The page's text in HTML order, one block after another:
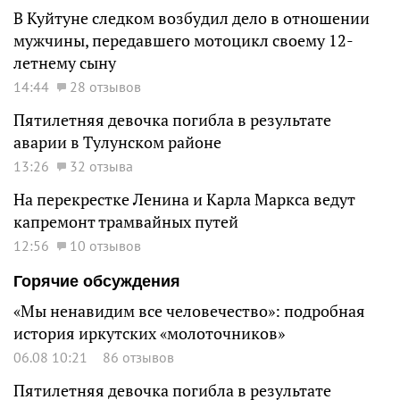
В Куйтуне следком возбудил дело в отношении
мужчины, передавшего мотоцикл своему 12-
летнему сыну
14:44 28 отзывов
Пятилетняя девочка погибла в результате
аварии в Тулунском районе
13:26 32 отзыва
На перекрестке Ленина и Карла Маркса ведут
капремонт трамвайных путей
12:56
10 отзывов
Горячие обсуждения
«Мы ненавидим все человечество»: подробная
история иркутских «молоточников»
06.08 10:21 86 отзывов
Пятилетняя девочка погибла в результате